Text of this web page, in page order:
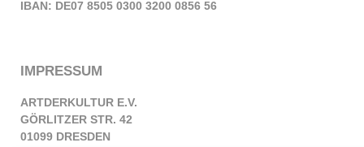
IBAN: DE07 8505 0300 3200 0856 56
IMPRESSUM
ARTDERKULTUR E.V.
GÖRLITZER STR. 42
01099 DRESDEN